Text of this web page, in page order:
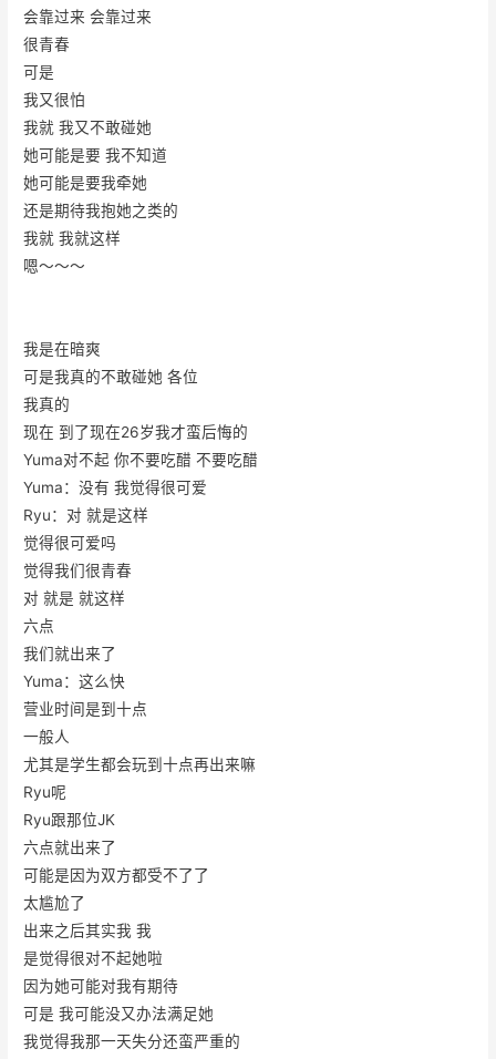
会靠过来 会靠过来
很青春
可是
我又很怕
我就 我又不敢碰她
她可能是要 我不知道
她可能是要我牵她
还是期待我抱她之类的
我就 我就这样
嗯～～～
我是在暗爽
可是我真的不敢碰她 各位
我真的
现在 到了现在26岁我才蛮后悔的
Yuma对不起 你不要吃醋 不要吃醋
Yuma：没有 我觉得很可爱
Ryu：对 就是这样
觉得很可爱吗
觉得我们很青春
对 就是 就这样
六点
我们就出来了
Yuma：这么快
营业时间是到十点
一般人
尤其是学生都会玩到十点再出来嘛
Ryu呢
Ryu跟那位JK
六点就出来了
可能是因为双方都受不了了
太尴尬了
出来之后其实我 我
是觉得很对不起她啦
因为她可能对我有期待
可是 我可能没又办法满足她
我觉得我那一天失分还蛮严重的